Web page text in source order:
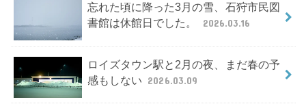
忘れた頃に降った3月の雪、石狩市民図
書館は休館日でした。
2026.03.16
ロイズタウン駅と2月の夜、まだ春の予
感もしない 2026.03.09